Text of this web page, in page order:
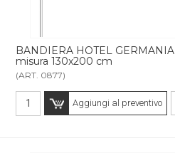
BANDIERA HOTEL GERMANIA
misura 130x200 cm
(ART. 0877)
Aggiungi al preventivo